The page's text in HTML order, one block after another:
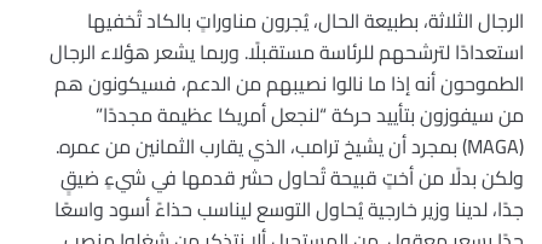
الرجال الثلاثة، بطبيعة الحال، يُجرون مناوراتٍ بالكاد تُخفيها
استعدادًا لترشحهم للرئاسة مستقبلًا. وربما يشعر هؤلاء الرجال
الطموحون أنه إذا ما نالوا نصيبهم من الدعم، فسيكونون هم
من سيفوزون بتأييد حركة “لنجعل أمريكا عظيمة مجددًا”
(MAGA) بمجرد أن يشيخ ترامب، الذي يقارب الثمانين من عمره.
ولكن بدلًا من أختٍ قبيحة تُحاول حشر قدمها في شيءٍ ضيقٍ
جدًا، لدينا وزير خارجية يُحاول التوسع ليناسب حذاءً أسود واسعًا